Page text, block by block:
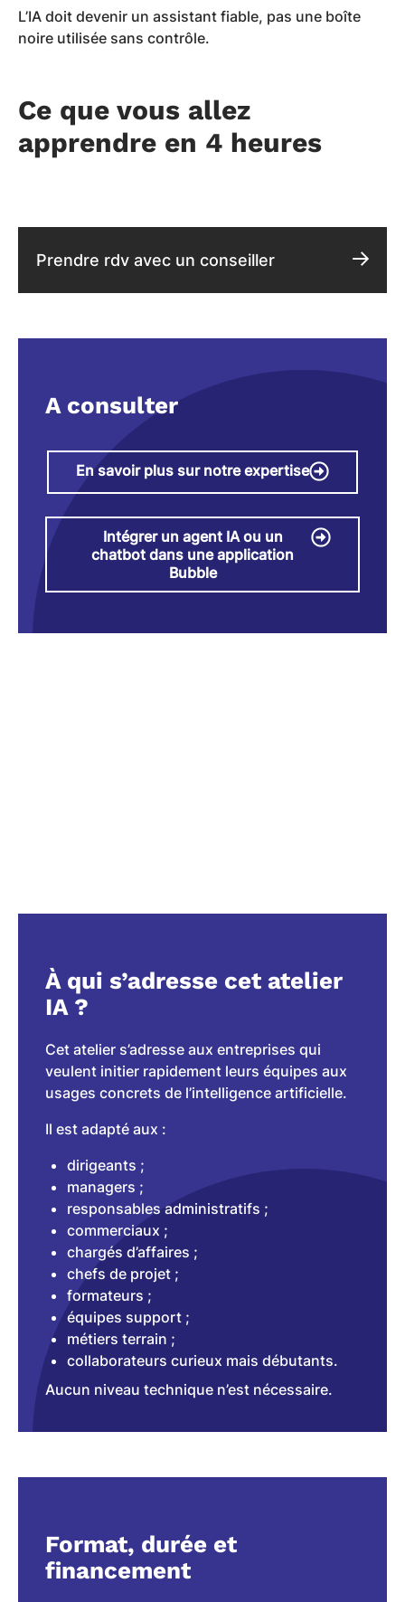
L’IA doit devenir un assistant fiable, pas une boîte
noire utilisée sans contrôle.
Ce que vous allez
apprendre en 4 heures
Prendre rdv avec un conseiller
A consulter
En savoir plus sur notre expertise
Intégrer un agent IA ou un
chatbot dans une application
Bubble
À qui s’adresse cet atelier
IA ?
Cet atelier s’adresse aux entreprises qui
veulent initier rapidement leurs équipes aux
usages concrets de l’intelligence artificielle.
Il est adapté aux :
dirigeants ;
managers ;
responsables administratifs ;
commerciaux ;
chargés d’affaires ;
chefs de projet ;
formateurs ;
équipes support ;
métiers terrain ;
collaborateurs curieux mais débutants.
Aucun niveau technique n’est nécessaire.
Format, durée et
financement